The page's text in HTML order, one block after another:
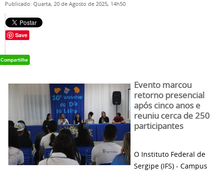
Publicado: Quarta, 20 de Agosto de 2025, 14h50
Save
Evento marcou
retorno presencial
após cinco anos e
reuniu cerca de 250
participantes
O Instituto Federal de
Sergipe (IFS) - Campus